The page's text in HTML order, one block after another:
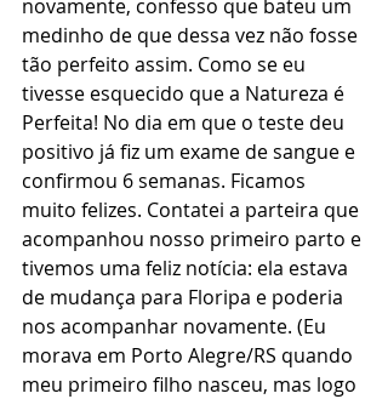
novamente, confesso que bateu um
medinho de que dessa vez não fosse
tão perfeito assim. Como se eu
tivesse esquecido que a Natureza é
Perfeita! No dia em que o teste deu
positivo já fiz um exame de sangue e
confirmou 6 semanas. Ficamos
muito felizes. Contatei a parteira que
acompanhou nosso primeiro parto e
tivemos uma feliz notícia: ela estava
de mudança para Floripa e poderia
nos acompanhar novamente. (Eu
morava em Porto Alegre/RS quando
meu primeiro filho nasceu, mas logo